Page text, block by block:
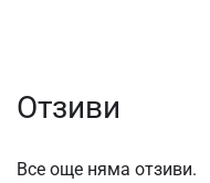
Отзиви
Все още няма отзиви.